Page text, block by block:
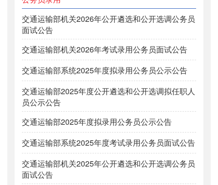
交通运输部机关2026年公开遴选和公开选调公务员
面试公告
交通运输部机关2026年考试录用公务员面试公告
交通运输部系统2025年度拟录用公务员公示公告
交通运输部2025年度公开遴选和公开选调拟任职人
员公示公告
交通运输部2025年度拟录用公务员公示公告
交通运输部系统2025年度考试录用公务员面试公告
交通运输部机关2025年公开遴选和公开选调公务员
面试公告